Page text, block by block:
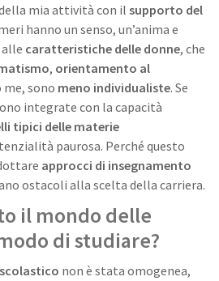
mia attività con il supporto del
hanno un senso, un’anima e
caratteristiche delle donne, che
, orientamento al
me, sono meno individualiste. Se
integrate con la capacità
tipici delle materie
paurosa. Perché questo
approcci di insegnamento
ostacoli alla scelta della carriera.
il mondo delle
di studiare?
non è stata omogenea,